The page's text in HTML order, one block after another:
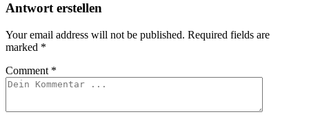
Antwort erstellen
Your email address will not be published. Required fields are
marked *
Comment *